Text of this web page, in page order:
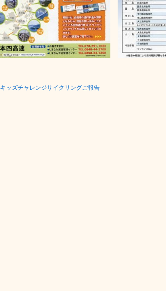
キッズチャレンジサイクリングご報告